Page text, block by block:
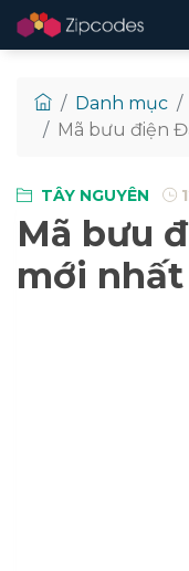
Danh mục
Mã bưu điện
TÂY NGUYÊN
Mã bưu
mới nhất